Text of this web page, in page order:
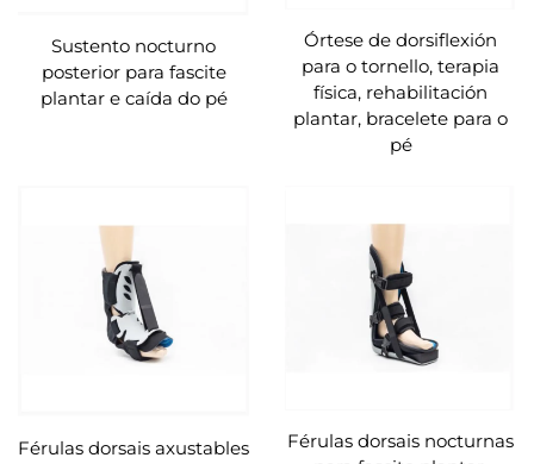
Sustento nocturno
posterior para fascite
plantar e caída do pé
Órtese de dorsiflexión
para o tornello, terapia
física, rehabilitación
plantar, bracelete para o
pé
Férulas dorsais axustables
Férulas dorsais nocturnas